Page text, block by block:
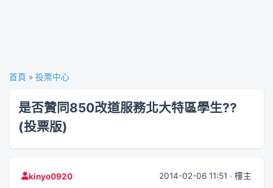
首頁 » 投票中心
是否贊同850改道服務北大特區學生??
(投票版)
kinyo0920 2014-02-06 11:51 · 樓主